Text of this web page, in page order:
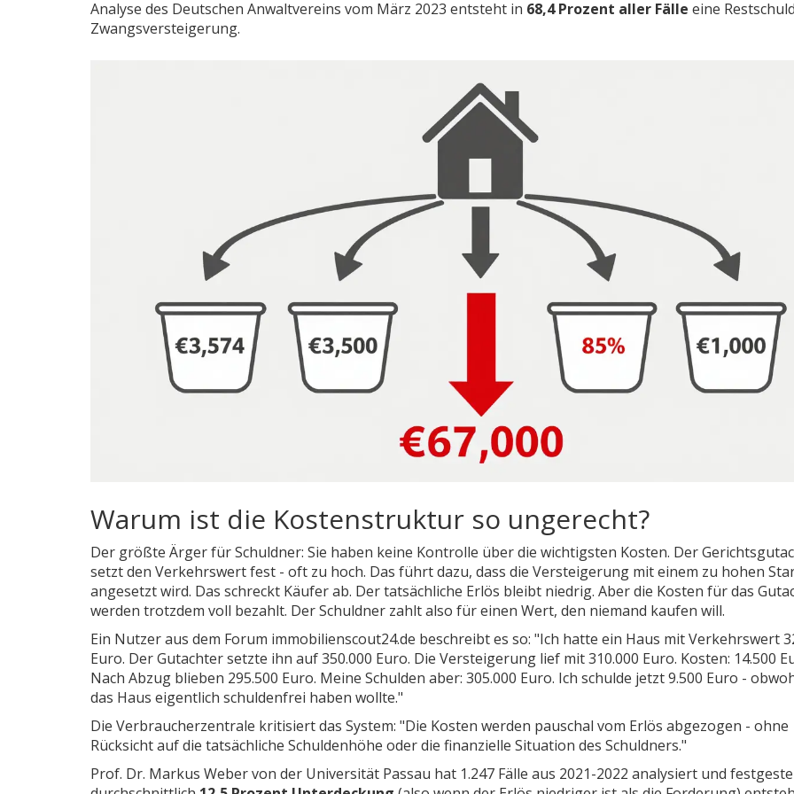
Analyse des Deutschen Anwaltvereins vom März 2023 entsteht in 68,4 Prozent aller Fälle eine
Zwangsversteigerung.
Warum ist die Kostenstruktur so ungerecht?
Der größte Ärger für Schuldner: Sie haben keine Kontrolle über die wichtigsten Kosten. Der
setzt den Verkehrswert fest - oft zu hoch. Das führt dazu, dass die Versteigerung mit einem zu hohen
angesetzt wird. Das schreckt Käufer ab. Der tatsächliche Erlös bleibt niedrig. Aber die Kosten für das
werden trotzdem voll bezahlt. Der Schuldner zahlt also für einen Wert, den niemand kaufen will.
Ein Nutzer aus dem Forum immobilienscout24.de beschreibt es so: "Ich hatte ein Haus mit Verkehrswert
Euro. Der Gutachter setzte ihn auf 350.000 Euro. Die Versteigerung lief mit 310.000 Euro. Kosten: 14.500
Nach Abzug blieben 295.500 Euro. Meine Schulden aber: 305.000 Euro. Ich schulde jetzt 9.500 Euro -
das Haus eigentlich schuldenfrei haben wollte."
Die Verbraucherzentrale kritisiert das System: "Die Kosten werden pauschal vom Erlös abgezogen - ohne
Rücksicht auf die tatsächliche Schuldenhöhe oder die finanzielle Situation des Schuldners."
Prof. Dr. Markus Weber von der Universität Passau hat 1.247 Fälle aus 2021-2022 analysiert und